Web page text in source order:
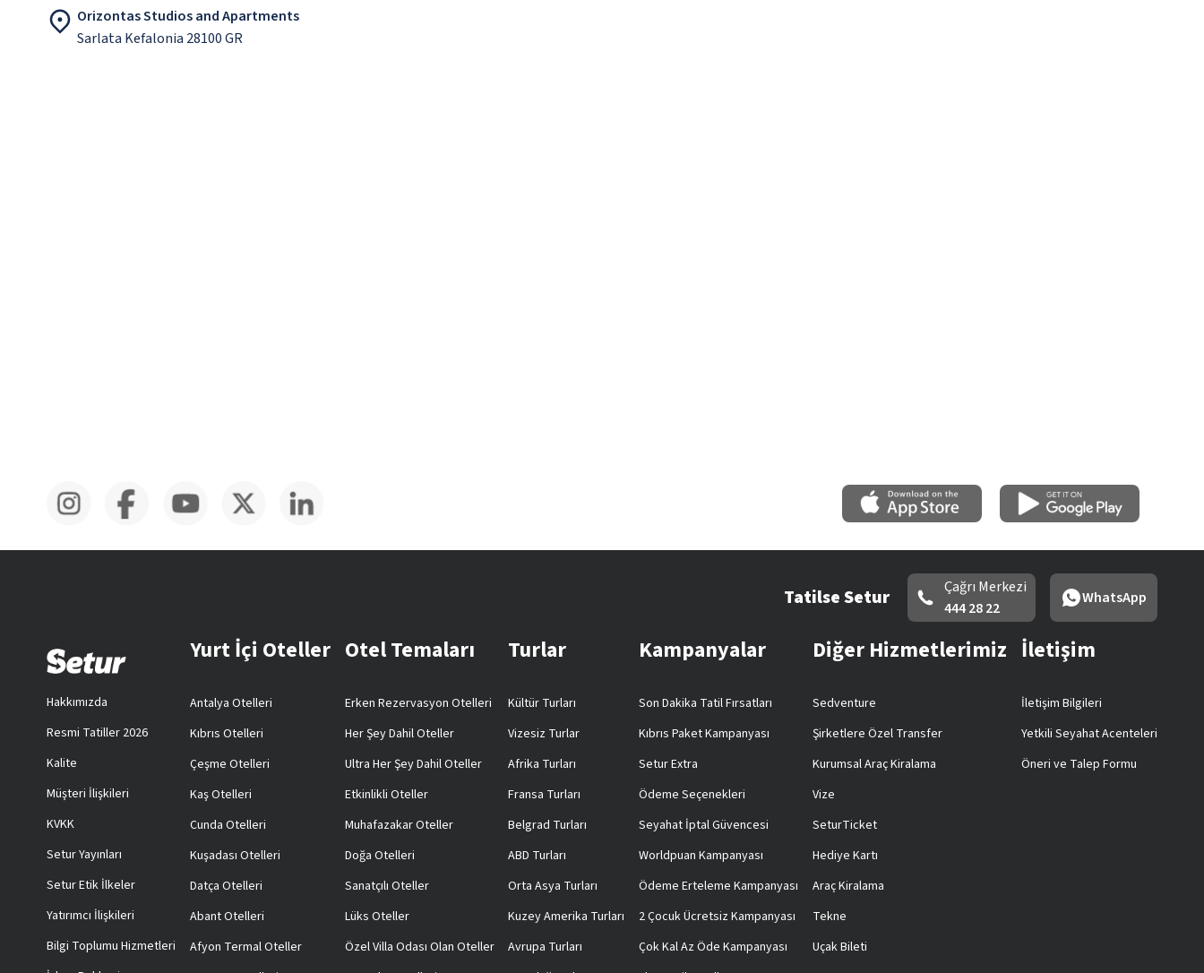
Orizontas Studios and Apartments
Sarlata Kefalonia 28100 GR
Tatilse Setur
Çağrı Merkezi
444 28 22
WhatsApp
Hakkımızda
Resmi Tatiller 2026
Kalite
Müşteri İlişkileri
KVKK
Setur Yayınları
Setur Etik İlkeler
Yatırımcı İlişkileri
Bilgi Toplumu Hizmetleri
Yurt İçi Oteller
Antalya Otelleri
Kıbrıs Otelleri
Çeşme Otelleri
Kaş Otelleri
Cunda Otelleri
Kuşadası Otelleri
Datça Otelleri
Abant Otelleri
Afyon Termal Oteller
Otel Temaları
Erken Rezervasyon Otelleri
Her Şey Dahil Oteller
Ultra Her Şey Dahil Oteller
Etkinlikli Oteller
Muhafazakar Oteller
Doğa Otelleri
Sanatçılı Oteller
Lüks Oteller
Özel Villa Odası Olan Oteller
Turlar
Kültür Turları
Vizesiz Turlar
Afrika Turları
Fransa Turları
Belgrad Turları
ABD Turları
Orta Asya Turları
Kuzey Amerika Turları
Avrupa Turları
Kampanyalar
Son Dakika Tatil Fırsatları
Kıbrıs Paket Kampanyası
Setur Extra
Ödeme Seçenekleri
Seyahat İptal Güvencesi
Worldpuan Kampanyası
Ödeme Erteleme Kampanyası
2 Çocuk Ücretsiz Kampanyası
Çok Kal Az Öde Kampanyası
Diğer Hizmetlerimiz
Sedventure
Şirketlere Özel Transfer
Kurumsal Araç Kiralama
Vize
SeturTicket
Hediye Kartı
Araç Kiralama
Tekne
Uçak Bileti
İletişim
İletişim Bilgileri
Yetkili Seyahat Acenteleri
Öneri ve Talep Formu